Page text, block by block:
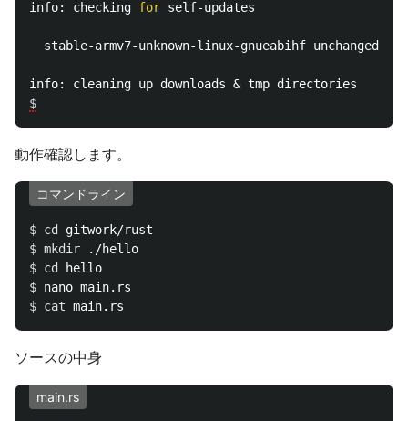
info: checking for self-updates
stable-armv7-unknown-linux-gnueabihf unchanged -
$
動作確認します。
コマンドライン
$ cd
$ mkdir
$ cd
$
$ cat
ソースの中身
main.rs